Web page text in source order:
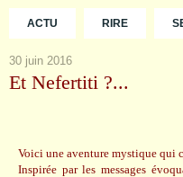
ACTU RIRE
30 juin 2016
Et Nefertiti ?...
Voici une aventure mystique qui
Inspirée par les messages